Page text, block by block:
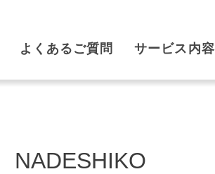
よくあるご質問 サービス内容
NADESHIKO